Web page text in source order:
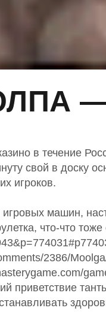
в течение
свой в доску
игроков.
машин,
что-что
2386/
приветствие